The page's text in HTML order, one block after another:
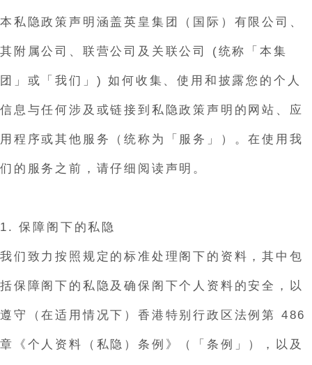
本私隐政策声明涵盖英皇集团（国际）有限公司、
其附属公司、联营公司及关联公司 (统称「本集
团」或「我们」) 如何收集、使用和披露您的个人
信息与任何涉及或链接到私隐政策声明的网站、应
用程序或其他服务（统称为「服务」）。在使用我
们的服务之前，请仔细阅读声明。
1. 保障阁下的私隐
我们致力按照规定的标准处理阁下的资料，其中包
括保障阁下的私隐及确保阁下个人资料的安全，以
遵守（在适用情况下）香港特别行政区法例第 486
章《个人资料（私隐）条例》（「条例」），以及